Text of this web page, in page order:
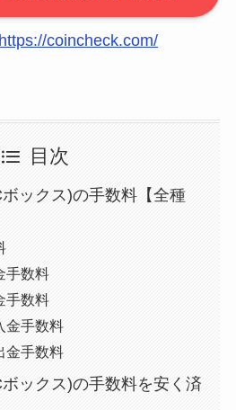
https://coincheck.com/
目次
ックス)の手数料【全種
手数料
手数料
金手数料
金手数料
ックス)の手数料を安く済